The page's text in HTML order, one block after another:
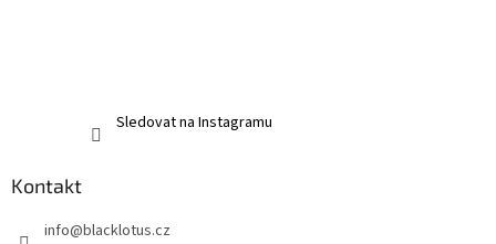
Sledovat na Instagramu
Kontakt
info@blacklotus.cz